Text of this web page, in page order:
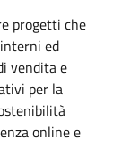
progetti che
ed
vendita e
per la
online e